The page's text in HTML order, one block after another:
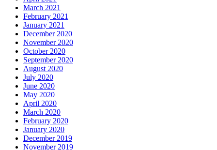
March 2021
February 2021
January 2021
December 2020
November 2020
October 2020
September 2020
August 2020
July 2020
June 2020
May 2020
April 2020
March 2020
February 2020
January 2020
December 2019
November 2019